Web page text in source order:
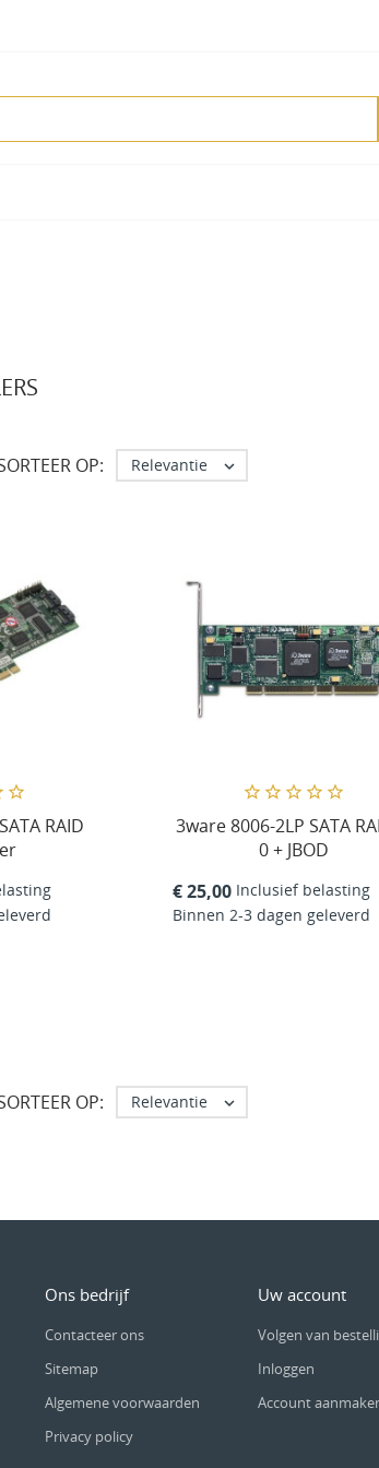
OP: Relevantie 
RAID
3ware 8006-2LP SATA
0 + JBOD
€ 25,00 Inclusief belasting
Binnen 2-3 dagen geleverd
OP: Relevantie 
Ons bedrijf
Contacteer ons
Sitemap
Algemene voorwaarden
Privacy policy
Uw account
Volgen van
Inloggen
Account